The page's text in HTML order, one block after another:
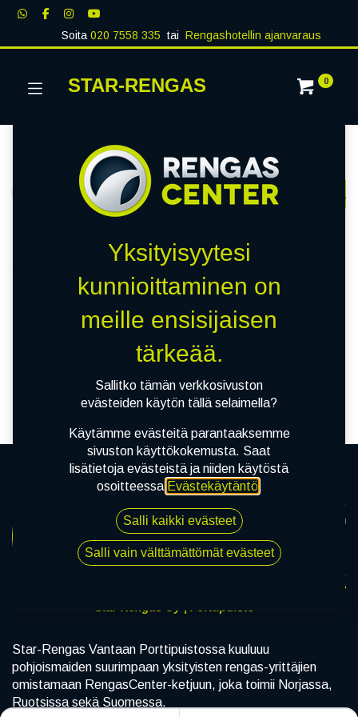
Soita020 7558 335 tai Rengashotellin ajanvaraus
STAR-RENGAS 0
Näytä kaikki
RENKAAT PAKETTIAUTO MUUT
0 kohteita löydetty.
Tyhjennä suodattimet
Emme löytäneet yhtään
tuotetta!
Star-Rengas Vantaan Porttipuistossa kuuluuu
pohjoismaiden suurimpaan yksityisten rengas-yrittäjien
omistamaan RengasCenter-ketjuun, joka toimii Norjassa,
Ruotsissa sekä Suomessa.
Yksityisyytesi
kunnioittaminen on
meille ensisijaisen
tärkeää.
Sallitko tämän verkkosivuston
evästeiden käytön tällä selaimella?
Käytämme evästeitä parantaaksemme
sivuston käyttökokemusta. Saat
lisätietoja evästeistä ja niiden käytöstä
osoitteessa Evästekäytäntö.
Salli kaikki evästeet
Salli vain välttämättömät evästeet